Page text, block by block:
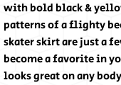
with bold black &
patterns of a flighty
skater skirt are just a
become a favorite in
looks great on any